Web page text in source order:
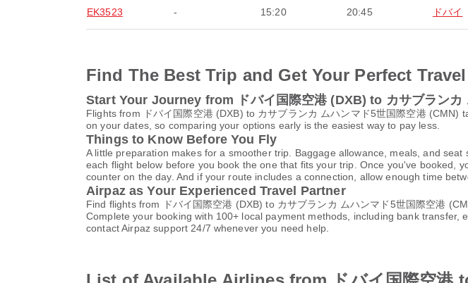
EK3523 - 15:20 20:45 ドバイ
Find The Best Trip and Get Your Perfect
Start Your Journey from ドバイ国際空港 (DXB) to カサブランカ
Flights from ドバイ国際空港 (DXB) to カサブランカ ムハンマド5世国際空港
on your dates, so comparing your options early is the easiest way to pay less.
Things to Know Before You Fly
A little preparation makes for a smoother trip. Baggage allowance, meals, and
each flight below before you book the one that fits your trip. Once you've booked,
counter on the day. And if your route includes a connection, allow enough time
Airpaz as Your Experienced Travel Partner
Find flights from ドバイ国際空港 (DXB) to カサブランカ ムハンマド5世国際空港
Complete your booking with 100+ local payment methods, including bank
contact Airpaz support 24/7 whenever you need help.